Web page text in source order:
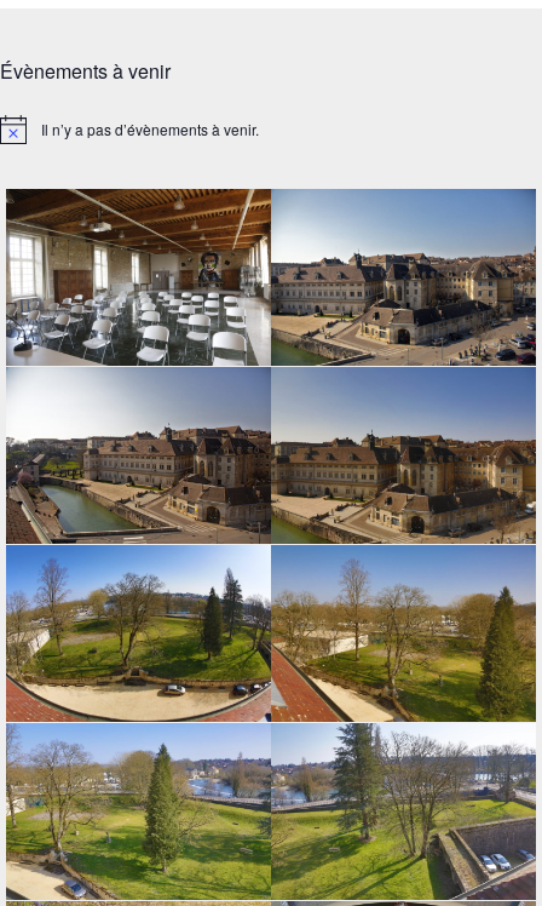
Évènements à venir
Notice Il n’y a pas d’évènements à venir.